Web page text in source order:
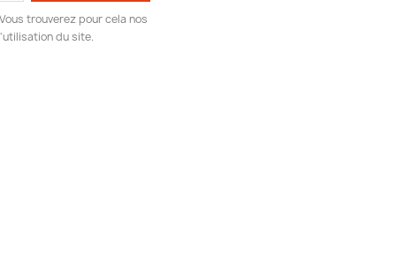
trouverez pour cela nos
du site.